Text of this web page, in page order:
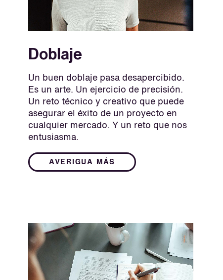
Doblaje
Un buen doblaje pasa desapercibido.
Es un arte. Un ejercicio de precisión.
Un reto técnico y creativo que puede
asegurar el éxito de un proyecto en
cualquier mercado. Y un reto que nos
entusiasma.
AVERIGUA MÁS